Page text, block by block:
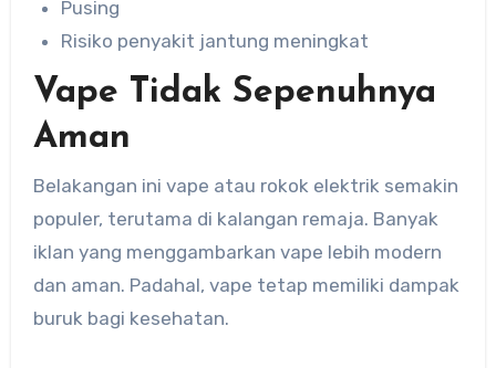
Pusing
Risiko penyakit jantung meningkat
Vape Tidak Sepenuhnya
Aman
Belakangan ini vape atau rokok elektrik semakin
populer, terutama di kalangan remaja. Banyak
iklan yang menggambarkan vape lebih modern
dan aman. Padahal, vape tetap memiliki dampak
buruk bagi kesehatan.